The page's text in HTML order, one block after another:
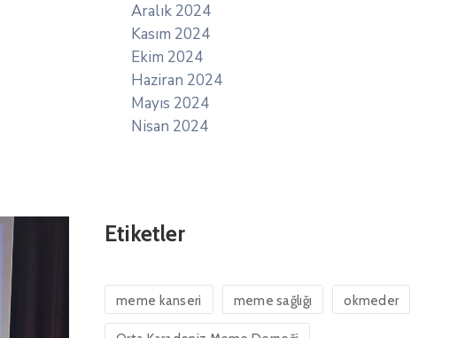
Aralık 2024
Kasım 2024
Ekim 2024
Haziran 2024
Mayıs 2024
Nisan 2024
Etiketler
meme kanseri meme sağlığı okmeder